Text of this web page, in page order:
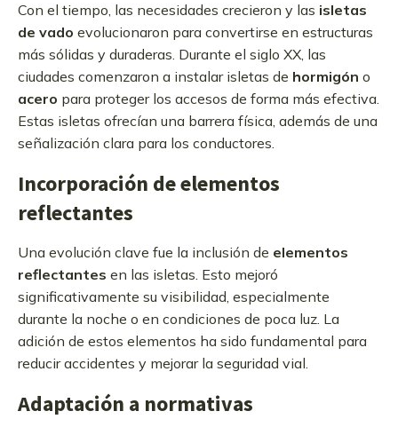
Con el tiempo, las necesidades crecieron y las isletas
de vado evolucionaron para convertirse en estructuras
más sólidas y duraderas. Durante el siglo XX, las
ciudades comenzaron a instalar isletas de hormigón o
acero para proteger los accesos de forma más efectiva.
Estas isletas ofrecían una barrera física, además de una
señalización clara para los conductores.
Incorporación de elementos
reflectantes
Una evolución clave fue la inclusión de elementos
reflectantes en las isletas. Esto mejoró
significativamente su visibilidad, especialmente
durante la noche o en condiciones de poca luz. La
adición de estos elementos ha sido fundamental para
reducir accidentes y mejorar la seguridad vial.
Adaptación a normativas